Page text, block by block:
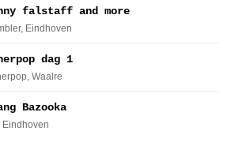
falstaff and more
, Eindhoven
dag 1
, Waalre
Bazooka
Eindhoven